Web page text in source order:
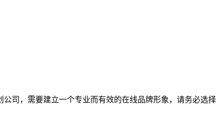
司，需要建立一个专业而有效的在线品牌形象，请务必选择